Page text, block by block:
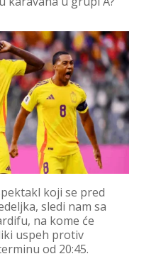
koji se pred
sledi nam sa
na kome će
uspeh protiv
od 20:45.